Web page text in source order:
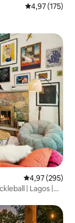
4,97 de uma
4,97 (175)
4,97 de uma
4,97 (295)
| Lagos |